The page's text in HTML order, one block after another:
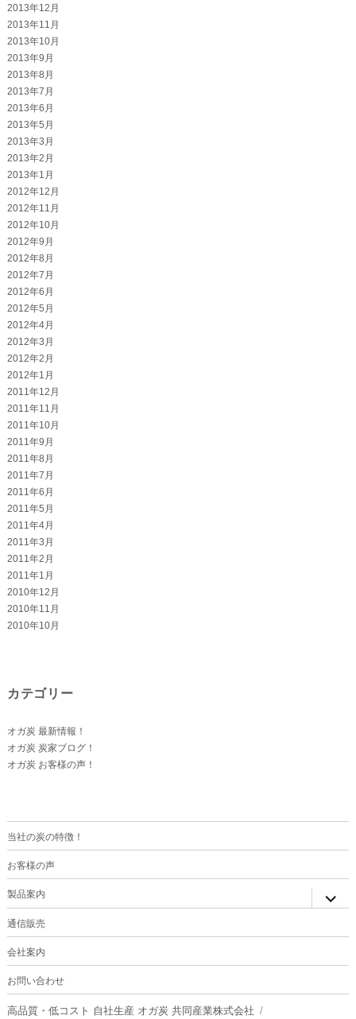
2013年12月
2013年11月
2013年10月
2013年9月
2013年8月
2013年7月
2013年6月
2013年5月
2013年3月
2013年2月
2013年1月
2012年12月
2012年11月
2012年10月
2012年9月
2012年8月
2012年7月
2012年6月
2012年5月
2012年4月
2012年3月
2012年2月
2012年1月
2011年12月
2011年11月
2011年10月
2011年9月
2011年8月
2011年7月
2011年6月
2011年5月
2011年4月
2011年3月
2011年2月
2011年1月
2010年12月
2010年11月
2010年10月
カテゴリー
オガ炭 最新情報！
オガ炭 炭家ブログ！
オガ炭 お客様の声！
当社の炭の特徴！
お客様の声
製品案内 サ
メ
ー
開
通信販売
会社案内
お問い合わせ
高品質・低コスト 自社生産 オガ炭 共同産業株式会社